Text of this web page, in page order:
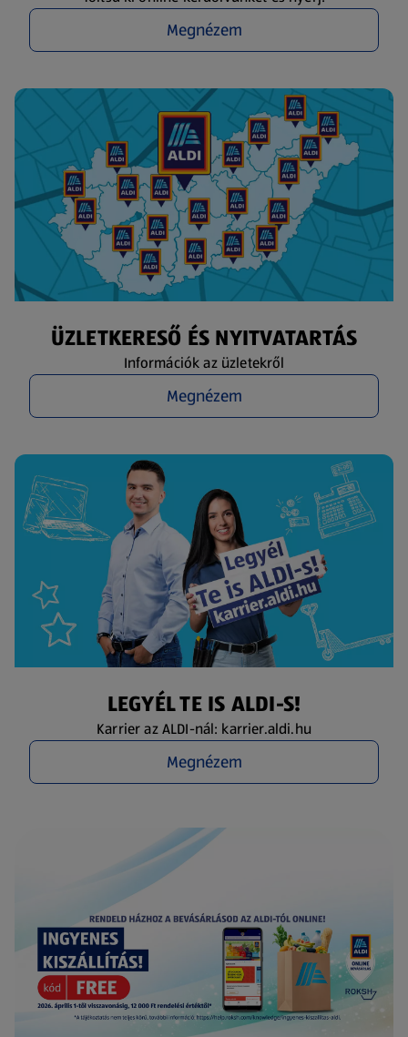
Megnézem
ÜZLETKERESŐ ÉS NYITVATARTÁS
Információk az üzletekről
Megnézem
LEGYÉL TE IS ALDI-S!
Karrier az ALDI-nál: karrier.aldi.hu
Megnézem